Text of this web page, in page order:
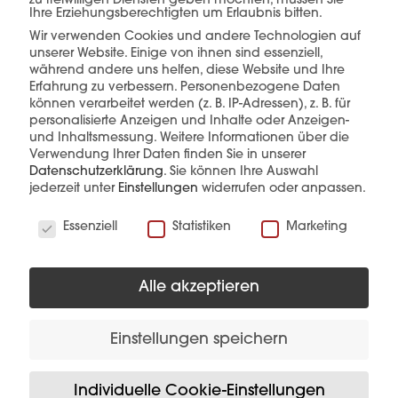
mehr erfahren
Diese Produkte könnten Sie auch
interessieren
Ihre Erziehungsberechtigten um Erlaubnis bitten.
Wir verwenden Cookies und andere Technologien auf
unserer Website. Einige von ihnen sind essenziell,
während andere uns helfen, diese Website und Ihre
Erfahrung zu verbessern. Personenbezogene Daten
können verarbeitet werden (z. B. IP-Adressen), z. B. für
personalisierte Anzeigen und Inhalte oder Anzeigen-
und Inhaltsmessung. Weitere Informationen über die
Verwendung Ihrer Daten finden Sie in unserer
Datenschutzerklärung. Sie können Ihre Auswahl
jederzeit unter Einstellungen widerrufen oder anpassen.
Essenziell
Statistiken Marketing
Alle akzeptieren
Einstellungen speichern
Individuelle Cookie-Einstellungen